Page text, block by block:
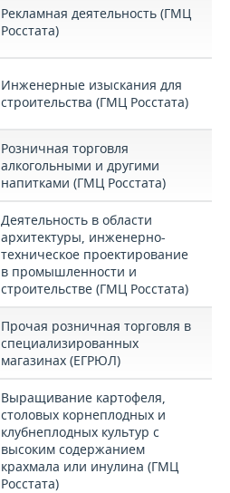
Рекламная деятельность (ГМЦ
Росстата)
Инженерные изыскания для
строительства (ГМЦ Росстата)
Розничная торговля
алкогольными и другими
напитками (ГМЦ Росстата)
Деятельность в области
архитектуры, инженерно-
техническое проектирование
в промышленности и
строительстве (ГМЦ Росстата)
Прочая розничная торговля в
специализированных
магазинах (ЕГРЮЛ)
Выращивание картофеля,
столовых корнеплодных и
клубнеплодных культур с
высоким содержанием
крахмала или инулина (ГМЦ
Росстата)